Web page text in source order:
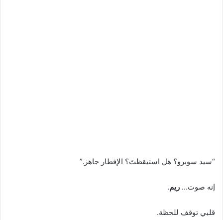
“سيد سوبرو؟ هل استيقظتَ؟ الإفطار جاهز.”
إنه صوت… ريم.
قلبي توقف للحظة.